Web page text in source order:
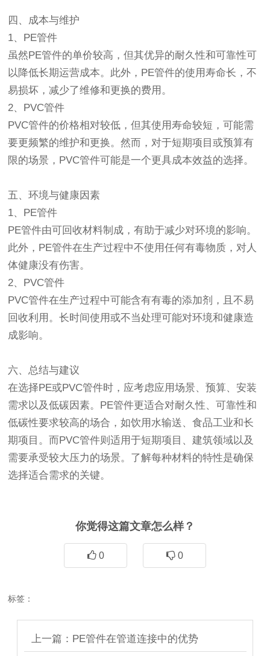
四、成本与维护
1、PE管件
虽然PE管件的单价较高，但其优异的耐久性和可靠性可
以降低长期运营成本。此外，PE管件的使用寿命长，不
易损坏，减少了维修和更换的费用。
2、PVC管件
PVC管件的价格相对较低，但其使用寿命较短，可能需
要更频繁的维护和更换。然而，对于短期项目或预算有
限的场景，PVC管件可能是一个更具成本效益的选择。
五、环境与健康因素
1、PE管件
PE管件由可回收材料制成，有助于减少对环境的影响。
此外，PE管件在生产过程中不使用任何有毒物质，对人
体健康没有伤害。
2、PVC管件
PVC管件在生产过程中可能含有有毒的添加剂，且不易
回收利用。长时间使用或不当处理可能对环境和健康造
成影响。
六、总结与建议
在选择PE或PVC管件时，应考虑应用场景、预算、安装
需求以及低碳因素。PE管件更适合对耐久性、可靠性和
低碳性要求较高的场合，如饮用水输送、食品工业和长
期项目。而PVC管件则适用于短期项目、建筑领域以及
需要承受较大压力的场景。了解每种材料的特性是确保
选择适合需求的关键。
你觉得这篇文章怎么样？
0 0
标签：
上一篇：PE管件在管道连接中的优势